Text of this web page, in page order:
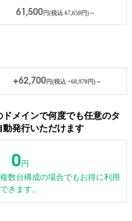
61,500円(税込 67,650円)～
+62,700円(税込 +68,970円)～
メインで何度でも任意のタ
発行いただけます
0円
数台構成の場合でもお得に利用
できます。